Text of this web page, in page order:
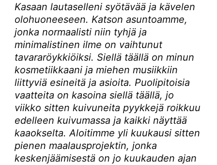
Kasaan lautaselleni syötävää ja kävelen
olohuoneeseen. Katson asuntoamme,
jonka normaalisti niin tyhjä ja
minimalistinen ilme on vaihtunut
tavararöykkiöiksi. Siellä täällä on minun
kosmetiikkaani ja miehen musiikkiin
liittyviä esineitä ja asioita. Puolipitoisia
vaatteita on kasoina siellä täällä, jo
viikko sitten kuivuneita pyykkejä roikkuu
edelleen kuivumassa ja kaikki näyttää
kaaokselta. Aloitimme yli kuukausi sitten
pienen maalausprojektin, jonka
keskenjäämisestä on jo kuukauden ajan